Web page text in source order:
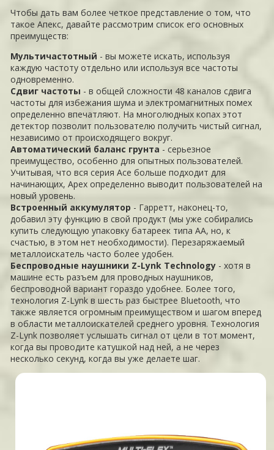
Чтобы дать вам более четкое представление о том, что
такое Апекс, давайте рассмотрим список его основных
преимуществ:
Мультичастотный - вы можете искать, используя
каждую частоту отдельно или используя все частоты
одновременно.
Сдвиг частоты - в общей сложности 48 каналов сдвига
частоты для избежания шума и электромагнитных помех
определенно впечатляют. На многолюдных копах этот
детектор позволит пользователю получить чистый сигнал,
независимо от происходящего вокруг.
Автоматический баланс грунта - серьезное
преимущество, особенно для опытных пользователей.
Учитывая, что вся серия Ace больше подходит для
начинающих, Apex определенно выводит пользователей на
новый уровень.
Встроенный аккумулятор - Гарретт, наконец-то,
добавил эту функцию в свой продукт (мы уже собирались
купить следующую упаковку батареек типа АА, но, к
счастью, в этом нет необходимости). Перезаряжаемый
металлоискатель часто более удобен.
Беспроводные наушники Z-Lynk Technology - хотя в
машине есть разъем для проводных наушников,
беспроводной вариант гораздо удобнее. Более того,
технология Z-Lynk в шесть раз быстрее Bluetooth, что
также является огромным преимуществом и шагом вперед
в области металлоискателей среднего уровня. Технология
Z-Lynk позволяет услышать сигнал от цели в тот момент,
когда вы проводите катушкой над ней, а не через
несколько секунд, когда вы уже делаете шаг.